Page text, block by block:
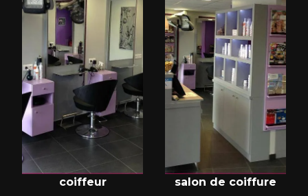
coiffeur salon de coiffure